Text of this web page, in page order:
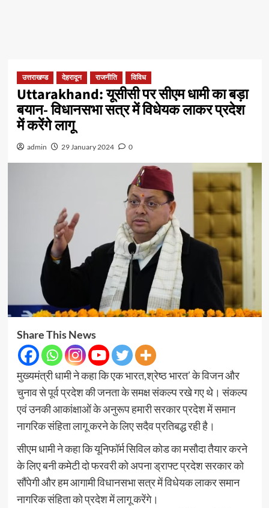
उत्तराखण्ड देहरादून राजनीति विविध
Uttarakhand: यूसीसी पर सीएम धामी का बड़ा
बयान- विधानसभा सत्र में विधेयक लाकर प्रदेश
में करेंगे लागू
admin 29 January 2024 0
Share This News
मुख्यमंत्री धामी ने कहा कि एक भारत,श्रेष्ठ भारत’ के विजन और
चुनाव से पूर्व प्रदेश की जनता के समक्ष संकल्प रखे गए थे। संकल्प
एवं उनकी आकांक्षाओं के अनुरूप हमारी सरकार प्रदेश में समान
नागरिक संहिता लागू करने के लिए सदैव प्रतिबद्ध रही है।
सीएम धामी ने कहा कि यूनिफॉर्म सिविल कोड का मसौदा तैयार करने
के लिए बनी कमेटी दो फरवरी को अपना ड्राफ्ट प्रदेश सरकार को
सौंपेगी और हम आगामी विधानसभा सत्र में विधेयक लाकर समान
नागरिक संहिता को प्रदेश में लागू करेंगे।